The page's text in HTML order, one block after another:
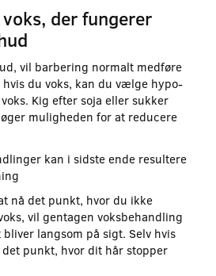
der fungerer
vil barbering normalt medføre
hvis du voks, kan du vælge hypo-
Kig efter soja eller sukker
muligheden for at reducere
kan i sidste ende resultere
nå det punkt, hvor du ikke
vil gentagen voksbehandling
langsom på sigt. Selv hvis
punkt, hvor dit hår stopper